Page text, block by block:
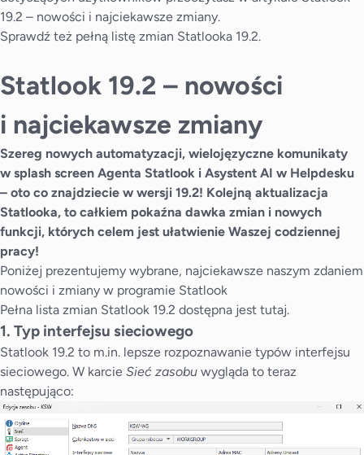
19.2 – nowości i najciekawsze zmiany.
Sprawdź też pełną listę zmian Statlooka 19.2.
Statlook 19.2 – nowości
i najciekawsze zmiany
Szereg nowych automatyzacji, wielojęzyczne komunikaty
w splash screen Agenta Statlook i Asystent AI w Helpdesku
– oto co znajdziecie w wersji 19.2! Kolejną aktualizacja
Statlooka, to całkiem pokaźna dawka zmian i nowych
funkcji, których celem jest ułatwienie Waszej codziennej
pracy!
Poniżej prezentujemy wybrane, najciekawsze naszym zdaniem
nowości i zmiany w programie Statlook
Pełna lista zmian Statlook 19.2 dostępna jest tutaj.
1. Typ interfejsu sieciowego
Statlook 19.2 to m.in. lepsze rozpoznawanie typów interfejsu
sieciowego. W karcie Sieć zasobu wygląda to teraz
następująco: